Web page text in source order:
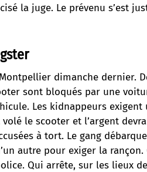
la juge. Le prévenu s’est
dimanche dernier.
sont bloqués par une
Les kidnappeurs exigent
le scooter et l’argent
à tort. Le gang
autre pour exiger la rançon.
Qui arrête, sur les lieux